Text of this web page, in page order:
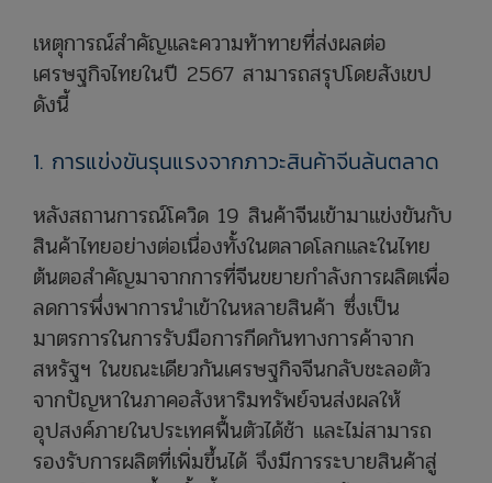
เหตุการณ์สำคัญและความท้าทายที่ส่งผลต่อ
เศรษฐกิจไทยในปี 2567 สามารถสรุปโดยสังเขป
ดังนี้
1. การแข่งขันรุนแรงจากภาวะสินค้าจีนล้นตลาด
หลังสถานการณ์โควิด 19 สินค้าจีนเข้ามาแข่งขันกับ
สินค้าไทยอย่างต่อเนื่องทั้งในตลาดโลกและในไทย
ต้นตอสำคัญมาจากการที่จีนขยายกำลังการผลิตเพื่อ
ลดการพึ่งพาการนำเข้าในหลายสินค้า ซึ่งเป็น
มาตรการในการรับมือการกีดกันทางการค้าจาก
สหรัฐฯ ในขณะเดียวกันเศรษฐกิจจีนกลับชะลอตัว
จากปัญหาในภาคอสังหาริมทรัพย์จนส่งผลให้
อุปสงค์ภายในประเทศฟื้นตัวได้ช้า และไม่สามารถ
รองรับการผลิตที่เพิ่มขึ้นได้ จึงมีการระบายสินค้าสู่